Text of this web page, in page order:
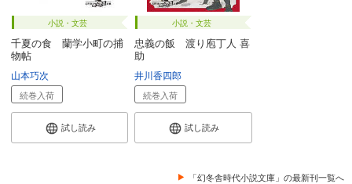
小説・文芸
千夏の食 蘭学小町の捕
物帖
山本巧次
続巻入荷
試し読み
小説・文芸
忠義の飯 渡り庖丁人 喜
助
井川香四郎
続巻入荷
試し読み
「幻冬舎時代小説文庫」の最新刊一覧へ